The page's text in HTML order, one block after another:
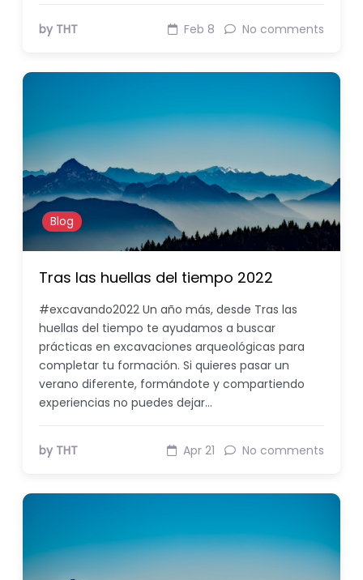
by THT Feb 8 No comments
Blog
Tras las huellas del tiempo 2022
#excavando2022 Un año más, desde Tras las
huellas del tiempo te ayudamos a buscar
prácticas en excavaciones arqueológicas para
completar tu formación. Si quieres pasar un
verano diferente, formándote y compartiendo
experiencias no puedes dejar…
by THT Apr 21 No comments